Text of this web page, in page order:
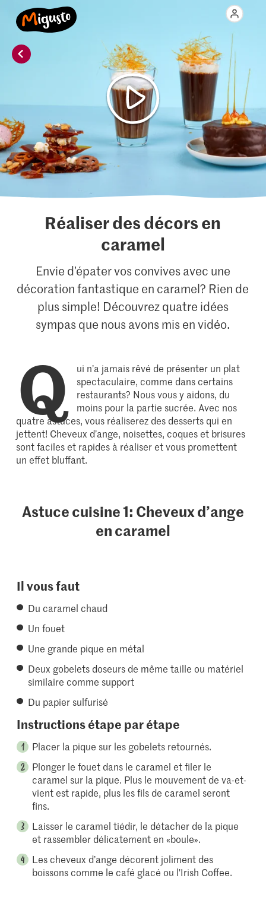
Réaliser des décors en
caramel
Envie d’épater vos convives avec une
décoration fantastique en caramel? Rien de
plus simple! Découvrez quatre idées
sympas que nous avons mis en vidéo.
Q
ui n’a jamais rêvé de présenter un plat
spectaculaire, comme dans certains
restaurants? Nous vous y aidons, du
moins pour la partie sucrée. Avec nos
quatre astuces, vous réaliserez des desserts qui en
jettent! Cheveux d’ange, noisettes, coques et brisures
sont faciles et rapides à réaliser et vous promettent
un effet bluffant.
Astuce cuisine 1: Cheveux d’ange
en caramel
Il vous faut
Du caramel chaud
Un fouet
Une grande pique en métal
Deux gobelets doseurs de même taille ou matériel
similaire comme support
Du papier sulfurisé
Instructions étape par étape
Placer la pique sur les gobelets retournés.
Plonger le fouet dans le caramel et filer le
caramel sur la pique. Plus le mouvement de va-et-
vient est rapide, plus les fils de caramel seront
fins.
Laisser le caramel tiédir, le détacher de la pique
et rassembler délicatement en «boule».
Les cheveux d’ange décorent joliment des
boissons comme le café glacé ou l'Irish Coffee.